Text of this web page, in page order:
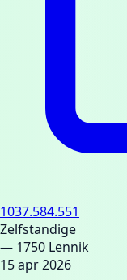
1037.584.551
Zelfstandige
— 1750 Lennik
15 apr 2026